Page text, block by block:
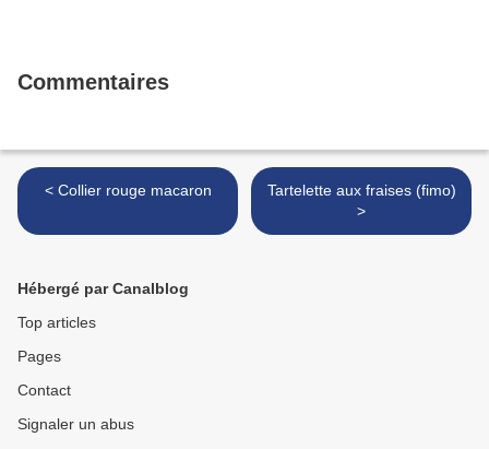
Commentaires
< Collier rouge macaron
Tartelette aux fraises (fimo)
>
Hébergé par Canalblog
Top articles
Pages
Contact
Signaler un abus